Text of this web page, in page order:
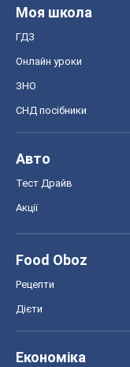
Моя школа
ГДЗ
Онлайн уроки
ЗНО
СНД посібники
Авто
Тест Драйв
Акції
Food Oboz
Рецепти
Дієти
Економіка